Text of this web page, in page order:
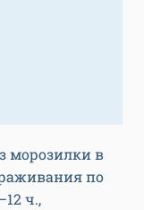
морозилки в
по
ч.,